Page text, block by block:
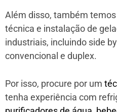
Além disso, também
técnica e instalação de
industriais, incluindo side
convencional e duplex.
Por isso, procure por um
tenha experiência com